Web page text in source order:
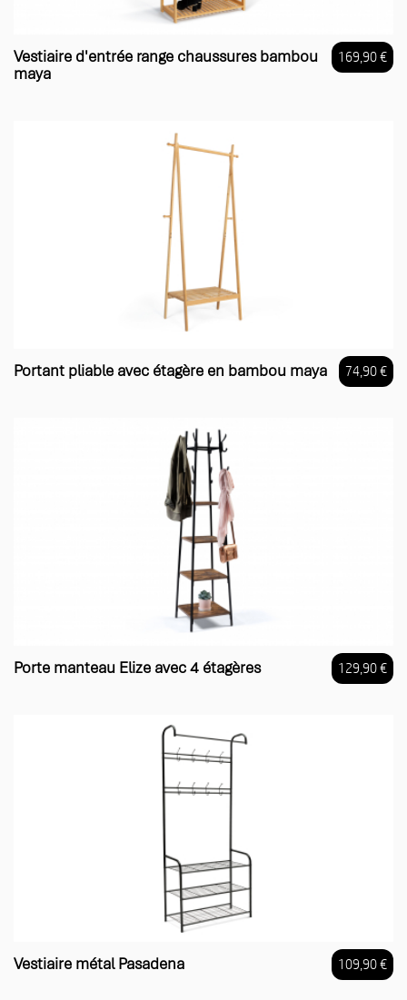
Vestiaire d'entrée range chaussures bambou
maya
169,90 €
Portant pliable avec étagère en bambou maya
Prix
74,90 €
Porte manteau Elize avec 4 étagères
Prix
129,90 €
Vestiaire métal Pasadena 109,90 €